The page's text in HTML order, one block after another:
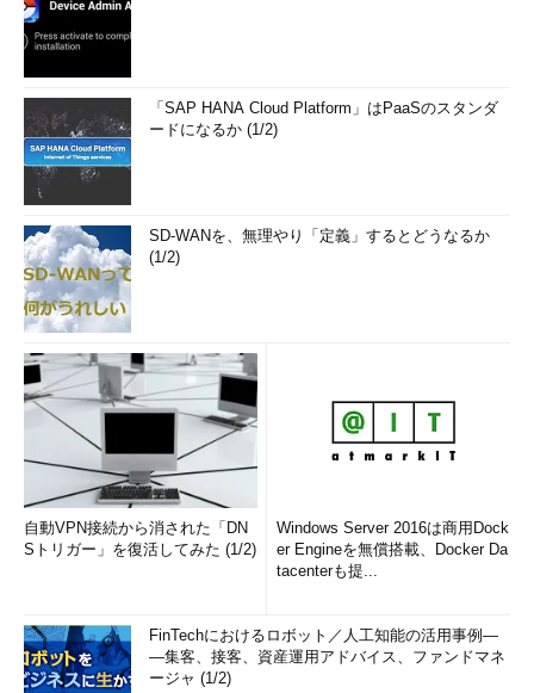
ていないかどうかなどは、製品を製造販売する側の責任である。
存在するし、RISC-VコアのIPを売っているIPベンダーも複数存在
する。性能もピンキリだ。
当然、IPベンダーはその実装設計についてのライセンス料を要
求することになる。ただし、Armのような1社に集中する構造に
はなっていない。ソースは複数あるからだ。買うとなってもお求
めやすい価格であるはず。
QualcommもRISC-Vの採用をちらつかせ、Armとの交渉を少し
でも有利に進めたいと思っているのではないかと勘繰ってしまう
が、どうだろう？
筆者紹介
Massa POP Izumida
日本では数少ないx86プロセッサのアーキテクト。某米国半導
体メーカーで8bitと16bitの、日本のベンチャー企業でx86互換
コアプロセッサを中心とした開発を行っている。
「SAP HANA Cloud Platform」はPaaSのスタンダ
ードになるか (1/2)
SD-WANを、無理やり「定義」するとどうなるか
(1/2)
自動VPN接続から消された「DN
Sトリガー」を復活してみた (1/2)
Windows Server 2016は商用Dock
er Engineを無償搭載、Docker Da
tacenterも提...
FinTechにおけるロボット／人工知能の活用事例―
―集客、接客、資産運用アドバイス、ファンドマネ
ージャ (1/2)